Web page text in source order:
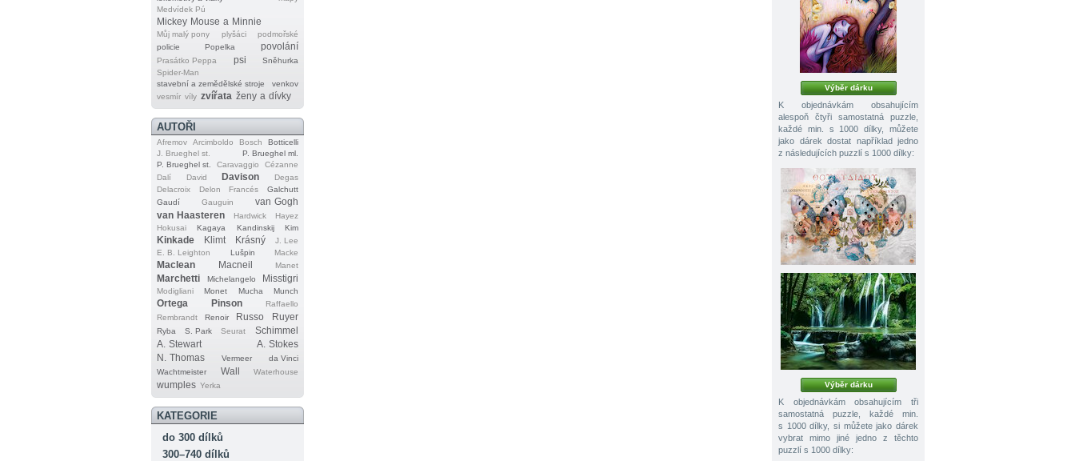
Medvídek Pú
Mickey Mouse a Minnie
Můj malý pony plyšáci
podmořské
policie
Popelka povolání
Prasátko Peppa psi
Sněhurka
Spider‐Man
stavební a zemědělské stroje
venkov
vesmír víly zvířata ženy a dívky
AUTOŘI
Afremov Arcimboldo Bosch
Botticelli
J. Brueghel st.
P. Brueghel ml.
P. Brueghel st.
Caravaggio
Cézanne
Dalí
David Davison
Degas
Delacroix
Delon Francés
Galchutt
Gaudí
Gauguin
van Gogh
van Haasteren
Hardwick
Hayez
Hokusai
Kagaya Kandinskij Kim
Kinkade Klimt Krásný
J. Lee
E. B. Leighton
Lušpin Macke
Maclean Macneil Manet
Marchetti Michelangelo Misstigri
Modigliani Monet Mucha Munch
Ortega Pinson
Raffaello
Rembrandt
Renoir Russo Ruyer
Ryba S. Park Seurat
Schimmel
A. Stewart
A. Stokes
N. Thomas
Vermeer
da Vinci
Wachtmeister
Wall Waterhouse
wumples Yerka
KATEGORIE
do 300 dílků
300–740 dílků
Výběr dárku
K objednávkám obsahujícím
alespoň čtyři samostatná puzzle,
každé min. s 1000 dílky, můžete
jako dárek dostat například jedno
z následujících puzzlí s 1000 dílky:
Výběr dárku
K objednávkám obsahujícím tři
samostatná puzzle, každé min.
s 1000 dílky, si můžete jako dárek
vybrat mimo jiné jedno z těchto
puzzlí s 1000 dílky: